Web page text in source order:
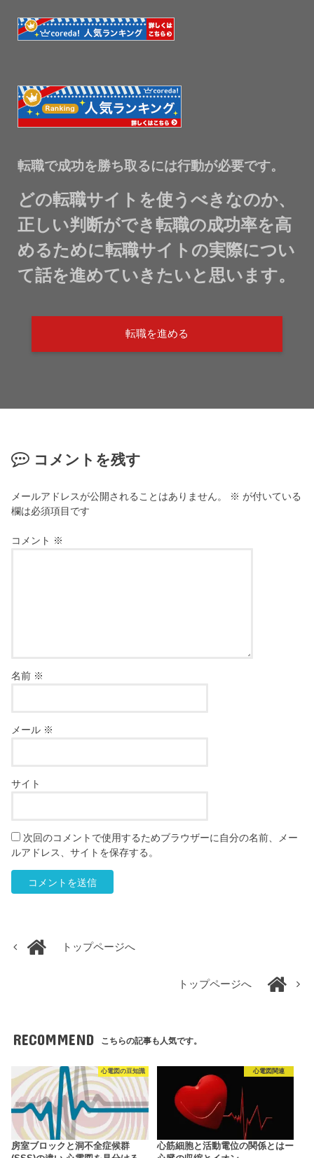
転職で成功を勝ち取るには行動が必要です。
どの転職サイトを使うべきなのか、
正しい判断ができ転職の成功率を高
めるために転職サイトの実際につい
て話を進めていきたいと思います。
転職を進める
コメントを残す
メールアドレスが公開されることはありません。 ※ が付いている
欄は必須項目です
コメント ※
名前 ※
メール ※
サイト
次回のコメントで使用するためブラウザーに自分の名前、メー
ルアドレス、サイトを保存する。
トップページへ
トップページへ
RECOMMEND こちらの記事も人気です。
心電図の豆知識
房室ブロックと洞不全症候群
心電図関連
心筋細胞と活動電位の関係とはー